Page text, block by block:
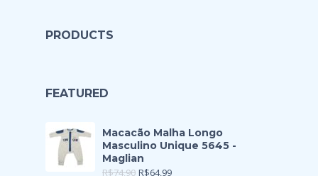
PRODUCTS
FEATURED
Macacão Malha Longo
Masculino Unique 5645 -
Maglian
R$74,90 R$64,99